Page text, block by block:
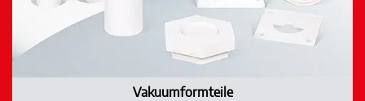
Vakuumformteile